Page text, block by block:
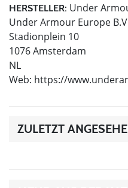
HERSTELLER: Under
Under Armour Europe
Stadionplein 10
1076 Amsterdam
NL
Web: https://
ZULETZT